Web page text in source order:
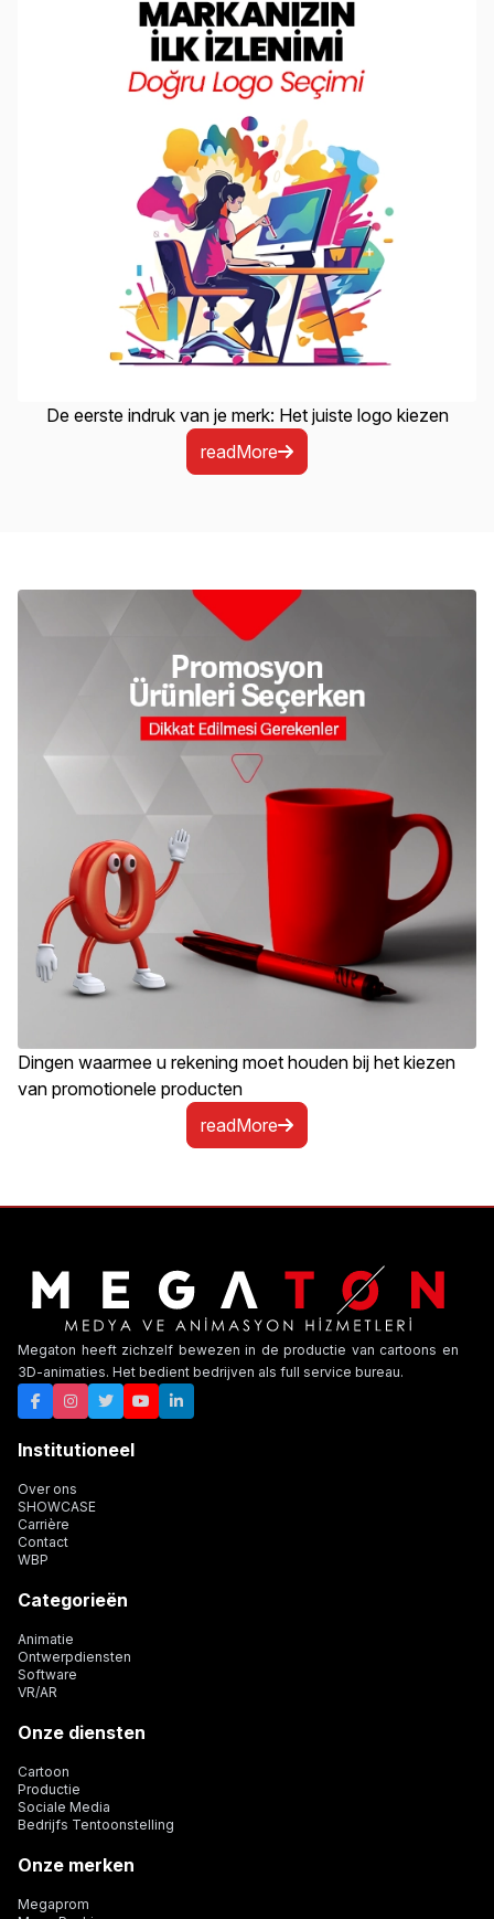
De eerste indruk van je merk: Het juiste logo kiezen
readMore
Dingen waarmee u rekening moet houden bij het kiezen
van promotionele producten
readMore
Megaton heeft zichzelf bewezen in de productie van cartoons en
3D-animaties. Het bedient bedrijven als full service bureau.
Institutioneel
Over ons
SHOWCASE
Carrière
Contact
WBP
Categorieën
Animatie
Ontwerpdiensten
Software
VR/AR
Onze diensten
Cartoon
Productie
Sociale Media
Bedrijfs Tentoonstelling
Onze merken
Megaprom